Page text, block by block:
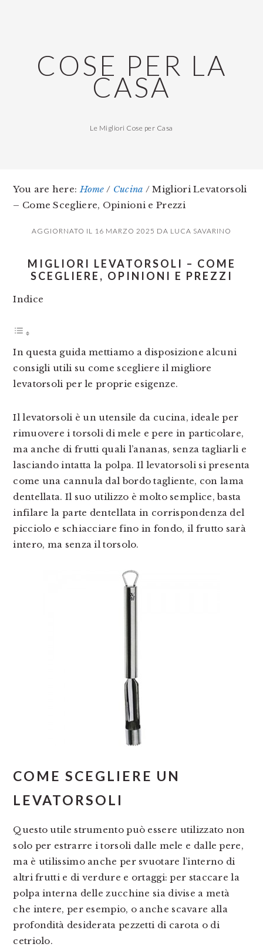
COSE PER LA
CASA
Le Migliori Cose per Casa
You are here:Home / Cucina / Migliori Levatorsoli
– Come Scegliere, Opinioni e Prezzi
AGGIORNATO IL 16 MARZO 2025 DA LUCA SAVARINO
MIGLIORI LEVATORSOLI – COME
SCEGLIERE, OPINIONI E PREZZI
Indice
In questa guida mettiamo a disposizione alcuni
consigli utili su come scegliere il migliore
levatorsoli per le proprie esigenze.
Il levatorsoli è un utensile da cucina, ideale per
rimuovere i torsoli di mele e pere in particolare,
ma anche di frutti quali l’ananas, senza tagliarli e
lasciando intatta la polpa. Il levatorsoli si presenta
come una cannula dal bordo tagliente, con lama
dentellata. Il suo utilizzo è molto semplice, basta
infilare la parte dentellata in corrispondenza del
picciolo e schiacciare fino in fondo, il frutto sarà
intero, ma senza il torsolo.
COME SCEGLIERE UN
LEVATORSOLI
Questo utile strumento può essere utilizzato non
solo per estrarre i torsoli dalle mele e dalle pere,
ma è utilissimo anche per svuotare l’interno di
altri frutti e di verdure e ortaggi: per staccare la
polpa interna delle zucchine sia divise a metà
che intere, per esempio, o anche scavare alla
profondità desiderata pezzetti di carota o di
cetriolo.